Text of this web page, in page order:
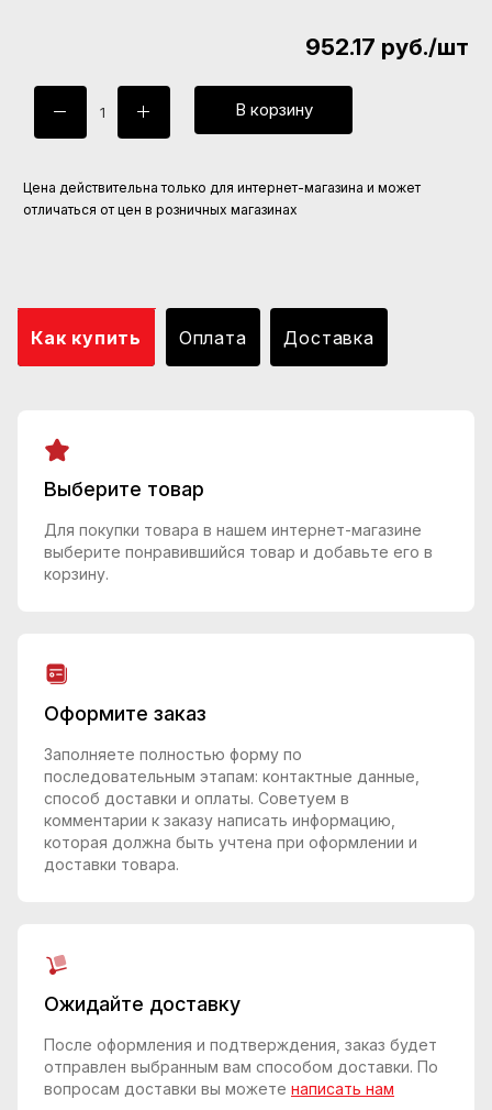
952.17 руб./шт
В корзину
Цена действительна только для интернет-магазина и может
отличаться от цен в розничных магазинах
Как купить Оплата Доставка
Выберите товар
Для покупки товара в нашем интернет-магазине
выберите понравившийся товар и добавьте его в
корзину.
Оформите заказ
Заполняете полностью форму по
последовательным этапам: контактные данные,
способ доставки и оплаты. Советуем в
комментарии к заказу написать информацию,
которая должна быть учтена при оформлении и
доставки товара.
Ожидайте доставку
После оформления и подтверждения, заказ будет
отправлен выбранным вам способом доставки. По
вопросам доставки вы можете написать нам